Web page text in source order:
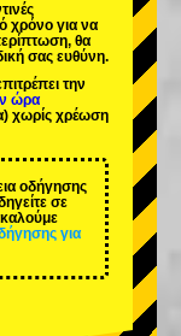
χρόνο για να
θα
σας ευθύνη.
την
ώρα
χωρίς χρέωση
οδήγησης
σε
για